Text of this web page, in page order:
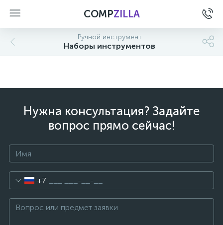
COMPZILLA
Ручной инструмент
Наборы инструментов
Нужна консультация? Задайте
вопрос прямо сейчас!
+7